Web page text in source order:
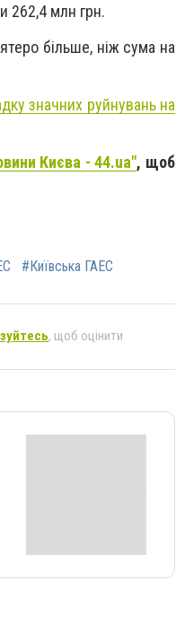
262,4 млн грн.
більше, ніж сума на
значних руйнувань на
Києва - 44.ua", щоб
#Київська ГАЕС
, щоб оцінити